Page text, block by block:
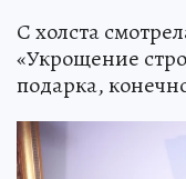
С холста
«Укрощение
подарка,